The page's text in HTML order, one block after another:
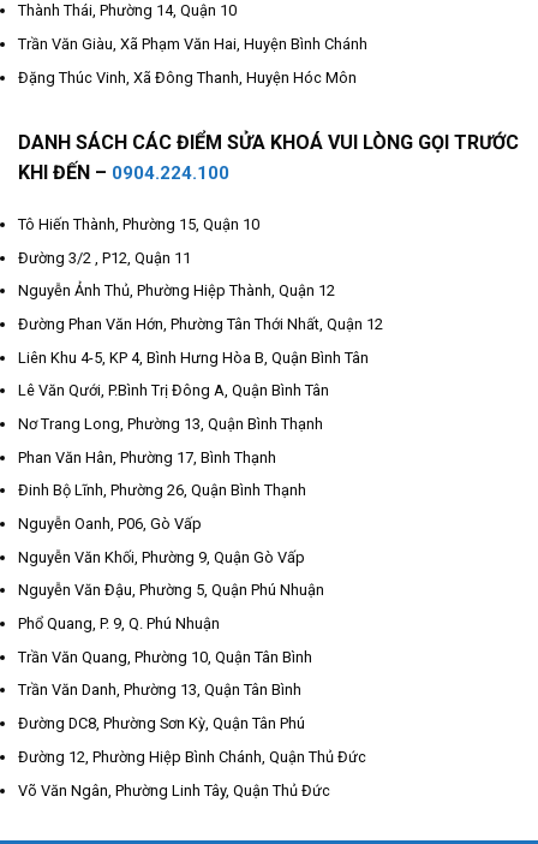
Thành Thái, Phường 14, Quận 10
Trần Văn Giàu, Xã Phạm Văn Hai, Huyện Bình Chánh
Đặng Thúc Vinh, Xã Đông Thanh, Huyện Hóc Môn
DANH SÁCH CÁC ĐIỂM SỬA KHOÁ VUI LÒNG GỌI TRƯỚC
KHI ĐẾN – 0904.224.100
Tô Hiến Thành, Phường 15, Quận 10
Đường 3/2 , P12, Quận 11
Nguyễn Ảnh Thủ, Phường Hiệp Thành, Quận 12
Đường Phan Văn Hớn, Phường Tân Thới Nhất, Quận 12
Liên Khu 4-5, KP 4, Bình Hưng Hòa B, Quận Bình Tân
Lê Văn Qưới, P.Bình Trị Đông A, Quận Bình Tân
Nơ Trang Long, Phường 13, Quận Bình Thạnh
Phan Văn Hân, Phường 17, Bình Thạnh
Đinh Bộ Lĩnh, Phường 26, Quận Bình Thạnh
Nguyễn Oanh, P06, Gò Vấp
Nguyễn Văn Khối, Phường 9, Quận Gò Vấp
Nguyễn Văn Đậu, Phường 5, Quận Phú Nhuận
Phổ Quang, P. 9, Q. Phú Nhuận
Trần Văn Quang, Phường 10, Quận Tân Bình
Trần Văn Danh, Phường 13, Quận Tân Bình
Đường DC8, Phường Sơn Kỳ, Quận Tân Phú
Đường 12, Phường Hiệp Bình Chánh, Quận Thủ Đức
Võ Văn Ngân, Phường Linh Tây, Quận Thủ Đức